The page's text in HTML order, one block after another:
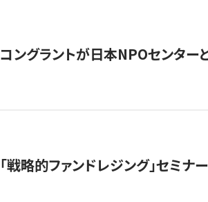
コングラントが日本NPOセンタ
「戦略的ファンドレジング」セミナ